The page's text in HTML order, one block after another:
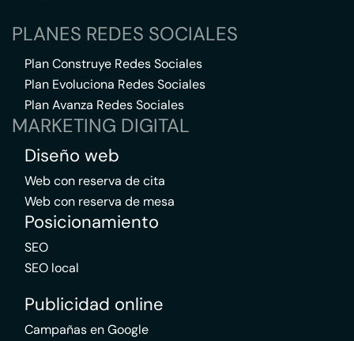
PLANES REDES SOCIALES
Plan Construye Redes Sociales
Plan Evoluciona Redes Sociales
Plan Avanza Redes Sociales
MARKETING DIGITAL
Diseño web
Web con reserva de cita
Web con reserva de mesa
Posicionamiento
SEO
SEO local
Publicidad online
Campañas en Google